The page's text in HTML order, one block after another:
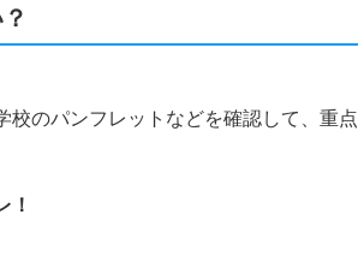
校のパンフレットなどを確認して、重
！